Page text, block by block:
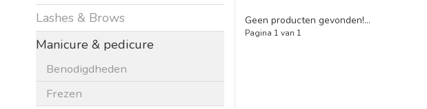
Lashes & Brows
Manicure & pedicure
Benodigdheden
Frezen
Geen producten gevonden!...
Pagina 1 van 1